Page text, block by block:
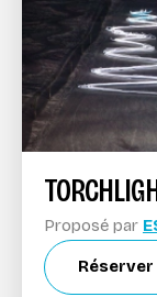
Proposé par
Réserver